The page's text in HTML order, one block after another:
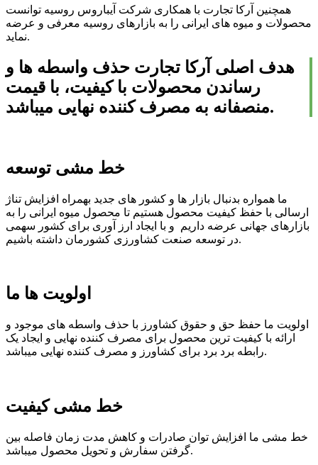
همچنین آرکا تجارت با همکاری شرکت آیباروس روسیه توانست
محصولات و میوه های ایرانی را به بازارهای روسیه معرفی و عرضه
نماید.
هدف اصلی آرکا تجارت حذف واسطه ها و
رساندن محصولات با کیفیت، با قیمت
منصفانه به مصرف کننده نهایی میباشد.
خط مشی توسعه
ما همواره بدنبال بازار ها و کشور های جدید بهمراه افزایش تناژ
ارسالی با حفظ کیفیت محصول هستیم تا محصول میوه ایرانی را به
بازارهای جهانی عرضه داریم و با ایجاد ارز آوری برای کشور سهمی
در توسعه صنعت کشاورزی کشورمان داشته باشیم.
اولویت ها ما
اولویت ما حفظ حق و حقوق کشاورز با حذف واسطه های موجود و
ارائه با کیفیت ترین محصول برای مصرف کننده نهایی و ایجاد یک
رابطه برد برد برای کشاورز و مصرف کننده نهایی میباشد.
خط مشی کیفیت
خط مشی ما افزایش توان صادرات و کاهش مدت زمان فاصله بین
گرفتن سفارش و تحویل محصول میباشد.